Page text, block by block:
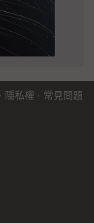
· 隱私權 · 常見問題